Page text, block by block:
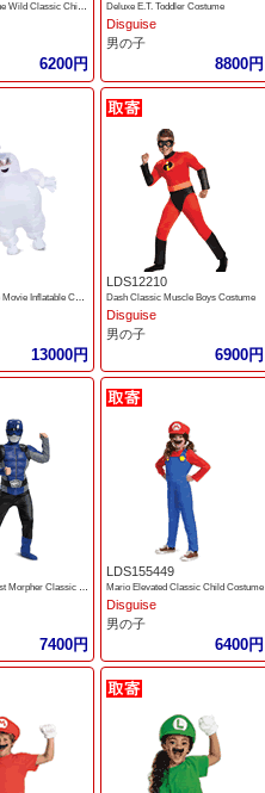
Link Breath Of The Wild Classic Child Costume
6200円
Deluxe E.T. Toddler Costume
Disguise
男の子
8800円
13000円
LDS12210
Dash Classic Muscle Boys Costume
Disguise
男の子
6900円
Blue Ranger Beast Morpher Classic Muscle Boys Costume
7400円
LDS155449
Mario Elevated Classic Child Costume
Disguise
男の子
6400円